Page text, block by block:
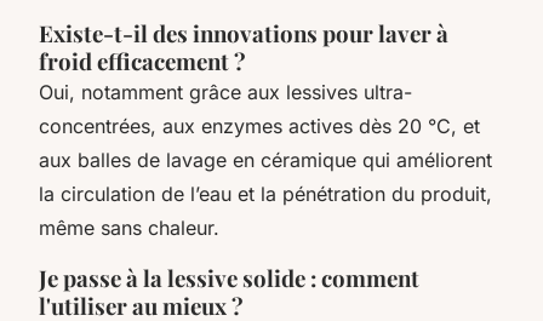
Existe-t-il des innovations pour laver à
froid efficacement ?
Oui, notamment grâce aux lessives ultra-
concentrées, aux enzymes actives dès 20 °C, et
aux balles de lavage en céramique qui améliorent
la circulation de l’eau et la pénétration du produit,
même sans chaleur.
Je passe à la lessive solide : comment
l'utiliser au mieux ?